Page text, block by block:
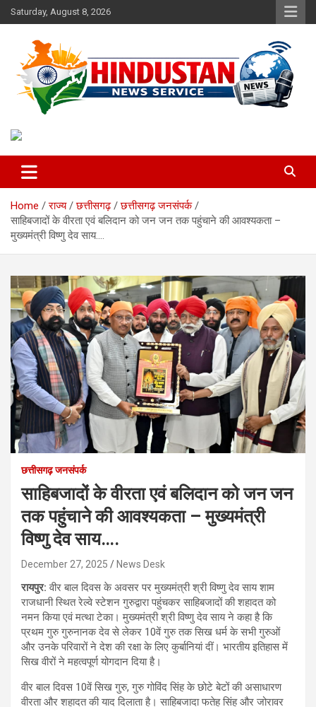
Skip
to
Saturday, August 8, 2026
Hindustan News Service
Home राज्य छत्तीसगढ़
छत्तीसगढ़ जनसंपर्क
साहिबजादों के वीरता एवं बलिदान को जन जन तक पहुंचाने की आवश्यकता –
मुख्यमंत्री विष्णु देव साय….
छत्तीसगढ़ जनसंपर्क
साहिबजादों के वीरता एवं बलिदान को जन जन
तक पहुंचाने की आवश्यकता – मुख्यमंत्री
विष्णु देव साय….
December 27, 2025 News Desk
रायपुर:वीर बाल दिवस के अवसर पर मुख्यमंत्री श्री विष्णु देव साय शाम
राजधानी स्थित रेल्वे स्टेशन गुरुद्वारा पहुंचकर साहिबजादों की शहादत को
नमन किया एवं मत्था टेका। मुख्यमंत्री श्री विष्णु देव साय ने कहा है कि
प्रथम गुरु गुरुनानक देव से लेकर 10वें गुरु तक सिख धर्म के सभी गुरुओं
और उनके परिवारों ने देश की रक्षा के लिए कुर्बानियां दीं। भारतीय इतिहास में
सिख वीरों ने महत्वपूर्ण योगदान दिया है।
वीर बाल दिवस 10वें सिख गुरु, गुरु गोविंद सिंह के छोटे बेटों की असाधारण
वीरता और शहादत की याद दिलाता है। साहिबजादा फतेह सिंह और जोरावर